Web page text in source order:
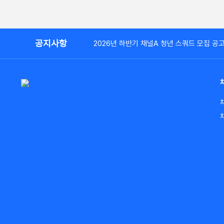
공지사항 2026년 하반기 채널A 청년 스쿼드 모집 공